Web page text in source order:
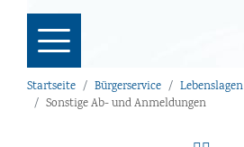
Startseite Bürgerservice Lebenslagen
Sonstige Ab- und Anmeldungen